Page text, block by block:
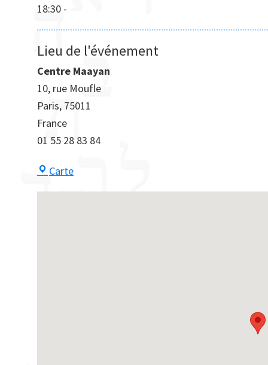
18:30 -
Lieu de l'événement
Centre Maayan
10, rue Moufle
Paris, 75011
France
01 55 28 83 84
CarteCentre